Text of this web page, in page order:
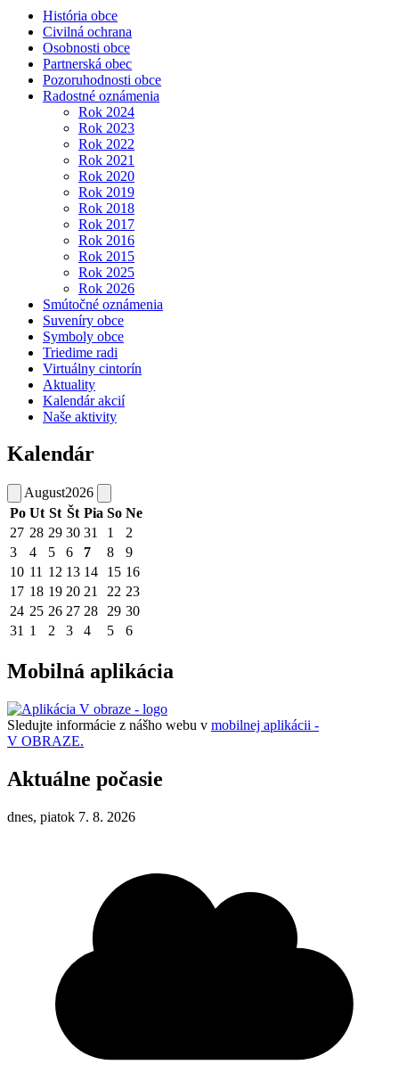
História obce
Civilná ochrana
Osobnosti obce
Partnerská obec
Pozoruhodnosti obce
Radostné oznámenia
Rok 2024
Rok 2023
Rok 2022
Rok 2021
Rok 2020
Rok 2019
Rok 2018
Rok 2017
Rok 2016
Rok 2015
Rok 2025
Rok 2026
Smútočné oznámenia
Suveníry obce
Symboly obce
Triedime radi
Virtuálny cintorín
Aktuality
Kalendár akcií
Naše aktivity
Kalendár
August2026
Po Ut St Št Pia So Ne
27 28 29 30 31 1
2
3
4 5 6 7 8
9
10 11 12 13 14 15 16
17 18 19 20 21 22 23
24 25 26 27 28 29 30
31 1 2 3 4 5 6
Mobilná aplikácia
Sledujte informácie z nášho webu v mobilnej aplikácii -
V OBRAZE.
Aktuálne počasie
dnes, piatok 7. 8. 2026